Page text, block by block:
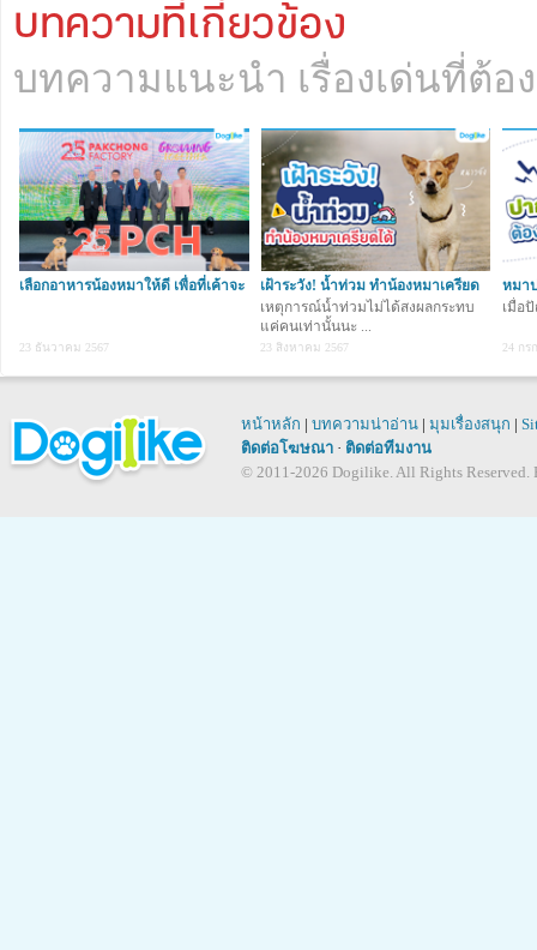
บทความที่เกี่ยวข้อง
บทความแนะนำ เรื่องเด่นที่ต้อ
เลือกอาหารน้องหมาให้ดี เพื่อที่เค้าจะ
23 ธันวาคม 2567
เฝ้าระวัง! น้ำท่วม ทำน้องหมาเครียด
ได้
เหตุการณ์น้ำท่วมไม่ได้สงผลกระทบ
แค่คนเท่านั้นนะ ...
23 สิงหาคม 2567
หมา
เมื่อ
24 กร
หน้าหลัก | บทความน่าอ่าน | มุมเรื่องสนุก |
ติดต่อโฆษณา · ติดต่อทีมงาน
© 2011-2026 Dogilike. All Rights Reserved.